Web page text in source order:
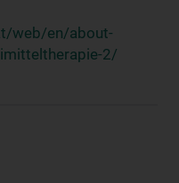
web/en/about-
2/